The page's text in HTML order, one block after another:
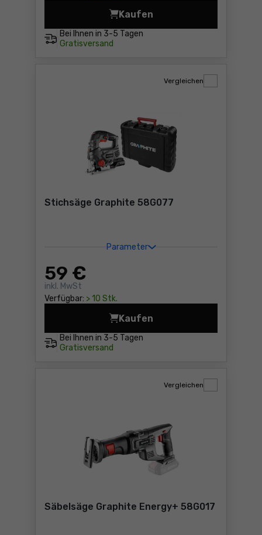
Bei Ihnen in 3-5 Tagen
Gratisversand
Kaufen
Stichsäge Graphite
Stichsäge Graphite 58G077
Parameter
59 €
inkl. MwSt
Verfügbar: > 10 Stk.
Vergleichen
Bei Ihnen in 3-5 Tagen
Gratisversand
Kaufen
Stichsäge Graphite
Säbelsäge Graphite Energy+ 58G017
Vergleichen